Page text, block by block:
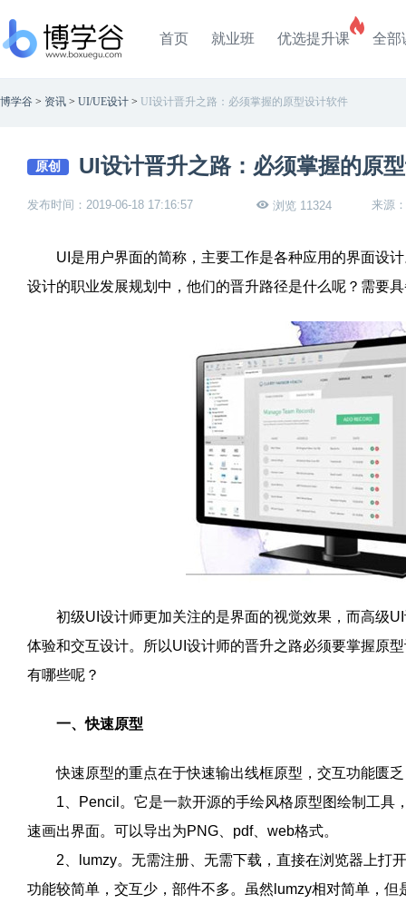
首页 就业班 优选提升课 全部
博学谷 > 资讯 > UI/UE设计 > UI设计晋升之路：必须掌握的原型设计软件
原创 UI设计晋升之路：必须掌握的原
发布时间：2019-06-18 17:16:57 浏览 11324 来源
UI 是用户界面的简称，主要工作是各种应用的界面设
设计的职业发展规划中，他们的晋升路径是什么呢？需要
初级UI 设计师更加关注的是界面的视觉效果，而高级UI
体验和交互设计。所以UI 设计师的晋升之路必须要掌握原
有哪些呢？
一、快速原型
快速原型的重点在于快速输出线框原型，交互功能匮乏
1
Pencil 。它是一款开源的手绘风格原型图绘制工具
速画出界面。可以导出为PNG pdf、 web格式。
2
lumzy。无需注册、无需下载，直接在浏览器上打
功能较简单，交互少，部件不多。虽然 lumzy相对简单，但